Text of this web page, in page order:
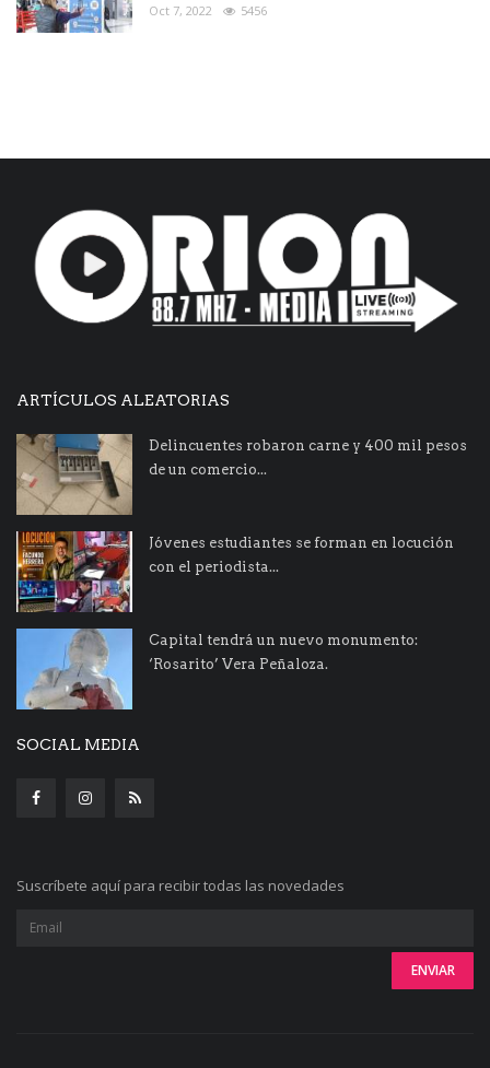
Oct 7, 2022 5456
ARTÍCULOS ALEATORIAS
Delincuentes robaron carne y 400 mil pesos
de un comercio...
Jóvenes estudiantes se forman en locución
con el periodista...
Capital tendrá un nuevo monumento:
‘Rosarito’ Vera Peñaloza.
SOCIAL MEDIA
Suscríbete aquí para recibir todas las novedades